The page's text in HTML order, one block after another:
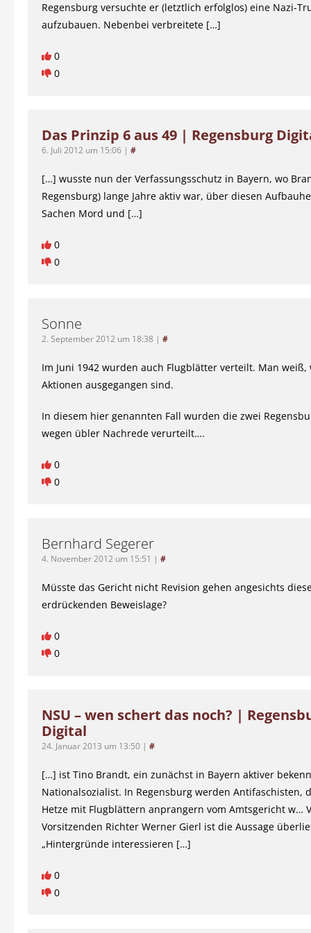
Regensburg versuchte er (letztlich erfolglos) eine Nazi-
aufzubauen. Nebenbei verbreitete […]
0
0
Das Prinzip 6 aus 49 | Regensburg
6. Juli 2012 um 15:06 | #
[…] wusste nun der Verfassungsschutz in Bayern, wo
Regensburg) lange Jahre aktiv war, über diesen
Sachen Mord und […]
0
0
Sonne
2. September 2012 um 18:38 | #
Im Juni 1942 wurden auch Flugblätter verteilt. Man weiß,
Aktionen ausgegangen sind.
In diesem hier genannten Fall wurden die zwei
wegen übler Nachrede verurteilt….
0
0
Bernhard Segerer
4. November 2012 um 15:51 | #
Müsste das Gericht nicht Revision gehen angesichts
erdrückenden Beweislage?
0
0
NSU – wen schert das noch? |
Digital
24. Januar 2013 um 13:50 | #
[…] ist Tino Brandt, ein zunächst in Bayern aktiver
Nationalsozialist. In Regensburg werden Antifaschisten,
Hetze mit Flugblättern anprangern vom Amtsgericht w…
Vorsitzenden Richter Werner Gierl ist die Aussage
„Hintergründe interessieren […]
0
0